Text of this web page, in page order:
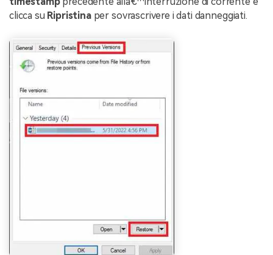
clicca su Ripristinaper sovrascrivere i dati danneggiati.